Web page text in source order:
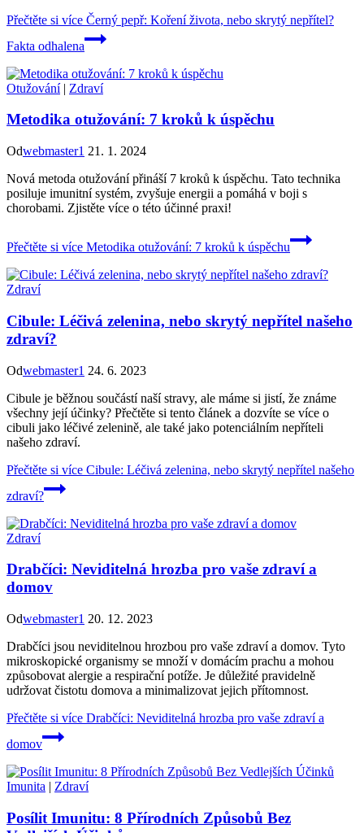
Přečtěte si více Černý pepř: Koření života, nebo skrytý nepřítel?
Fakta odhalena
Otužování| Zdraví
Metodika otužování: 7 kroků k úspěchu
Odwebmaster1 21. 1. 2024
Nová metoda otužování přináší 7 kroků k úspěchu. Tato technika
posiluje imunitní systém, zvyšuje energii a pomáhá v boji s
chorobami. Zjistěte více o této účinné praxi!
Přečtěte si více Metodika otužování: 7 kroků k úspěchu
Zdraví
Cibule: Léčivá zelenina, nebo skrytý nepřítel našeho
zdraví?
Odwebmaster1 24. 6. 2023
Cibule je běžnou součástí naší stravy, ale máme si jistí, že známe
všechny její účinky? Přečtěte si tento článek a dozvíte se více o
cibuli jako léčivé zelenině, ale také jako potenciálním nepříteli
našeho zdraví.
Přečtěte si více Cibule: Léčivá zelenina, nebo skrytý nepřítel našeho
zdraví?
Zdraví
Drabčíci: Neviditelná hrozba pro vaše zdraví a
domov
Odwebmaster1 20. 12. 2023
Drabčíci jsou neviditelnou hrozbou pro vaše zdraví a domov. Tyto
mikroskopické organismy se množí v domácím prachu a mohou
způsobovat alergie a respirační potíže. Je důležité pravidelně
udržovat čistotu domova a minimalizovat jejich přítomnost.
Přečtěte si více Drabčíci: Neviditelná hrozba pro vaše zdraví a
domov
Imunita | Zdraví
Posílit Imunitu: 8 Přírodních Způsobů Bez